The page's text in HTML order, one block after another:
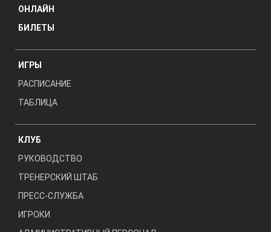
ОНЛАЙН
БИЛЕТЫ
ИГРЫ
РАСПИСАНИЕ
ТАБЛИЦА
КЛУБ
РУКОВОДСТВО
ТРЕНЕРСКИЙ ШТАБ
ПРЕСС-СЛУЖБА
ИГРОКИ